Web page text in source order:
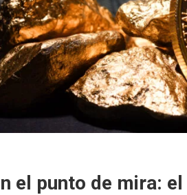
el punto de mira: